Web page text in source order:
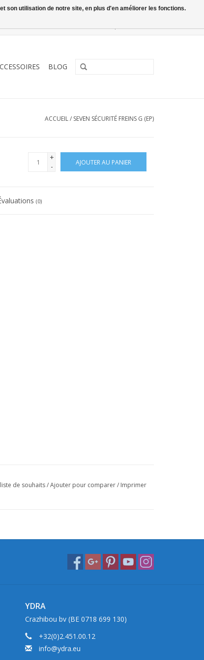
BLOG
ACCUEIL/ SEVEN SÉCURITÉ FREINS G (EP)
+
-
AJOUTER AU PANIER
(0)
de souhaits/Ajouter pour comparer/ Imprimer
YDRA
Crazhibou bv (BE 0718 699 130)
+32(0)2.451.00.12
info@ydra.eu
son utilisation de notre site, en plus d'en améliorer les fonctions.